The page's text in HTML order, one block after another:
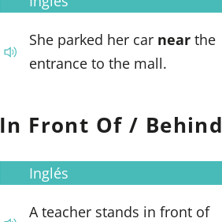
She parked her car nearthe
entrance to the mall.
In Front Of / Behind
Inglés
A teacher stands in front of